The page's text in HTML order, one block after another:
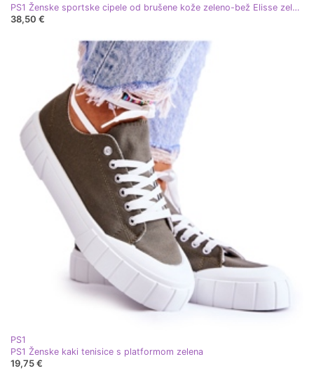
PS1 Ženske sportske cipele od brušene kože zeleno-bež Elisse zelena
38,50 €
PS1
PS1 Ženske kaki tenisice s platformom zelena
19,75 €